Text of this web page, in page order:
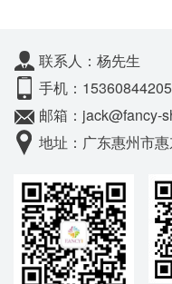
联系人：杨先生
手机：15360844205
邮箱：jack@fancy-
地址：广东惠州市